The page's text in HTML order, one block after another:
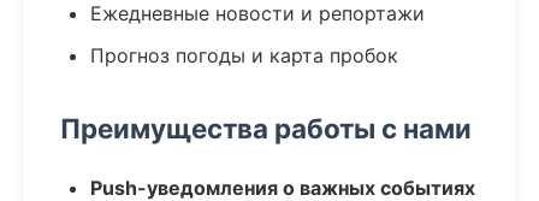
Ежедневные новости и репортажи
Прогноз погоды и карта пробок
Преимущества работы с нами
Push-уведомления о важных событиях